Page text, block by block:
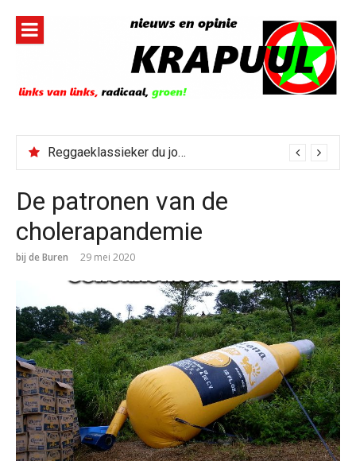
inhoud
Reggaeklassieker du jour: Revolution
De patronen van de
cholerapandemie
bij de Buren 29 mei 2020